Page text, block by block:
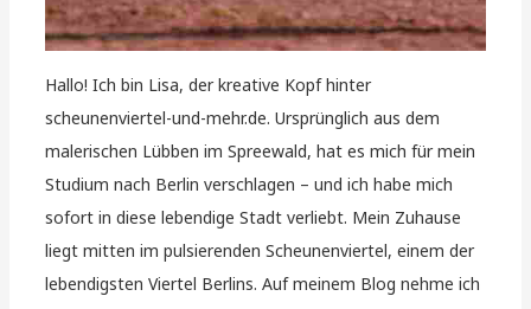
Hallo! Ich bin Lisa, der kreative Kopf hinter
scheunenviertel-und-mehr.de. Ursprünglich aus dem
malerischen Lübben im Spreewald, hat es mich für mein
Studium nach Berlin verschlagen – und ich habe mich
sofort in diese lebendige Stadt verliebt. Mein Zuhause
liegt mitten im pulsierenden Scheunenviertel, einem der
lebendigsten Viertel Berlins. Auf meinem Blog nehme ich